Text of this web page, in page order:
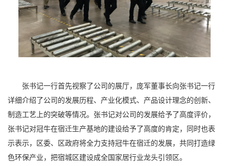
张书记一行首先视察了公司的展厅，庞军董事长向张书记一行
详细介绍了公司的发展历程、产业化模式、产品设计理念的创新、
制造工艺上的突破等情况。张书记对公司的发展给予了高度评价，
张书记对冠牛在宿迁生产基地的建设给予了高度的肯定，同时也表
示表示，区委、区政府将全力支持冠牛在宿迁的发展，共同打造绿
色环保产业，把宿城区建设成全国家居行业龙头引领区。